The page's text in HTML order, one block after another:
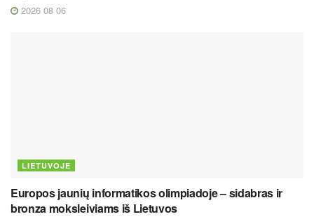
2026 08 06
LIETUVOJE
Europos jaunių informatikos olimpiadoje – sidabras ir
bronza moksleiviams iš Lietuvos